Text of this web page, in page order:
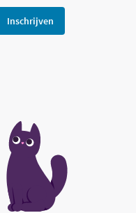
Inschrijven